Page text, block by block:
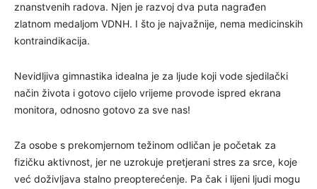
znanstvenih radova. Njen je razvoj dva puta nagrađen
zlatnom medaljom VDNH. I što je najvažnije, nema medicinskih
kontraindikacija.
Nevidljiva gimnastika idealna je za ljude koji vode sjedilački
način života i gotovo cijelo vrijeme provode ispred ekrana
monitora, odnosno gotovo za sve nas!
Za osobe s prekomjernom težinom odličan je početak za
fizičku aktivnost, jer ne uzrokuje pretjerani stres za srce, koje
već doživljava stalno preopterećenje. Pa čak i lijeni ljudi mogu